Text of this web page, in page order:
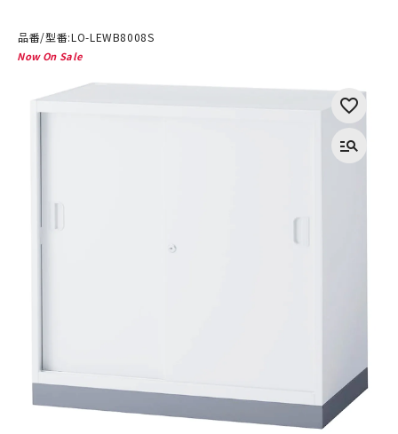
品番/型番:LO-LEWB8008S